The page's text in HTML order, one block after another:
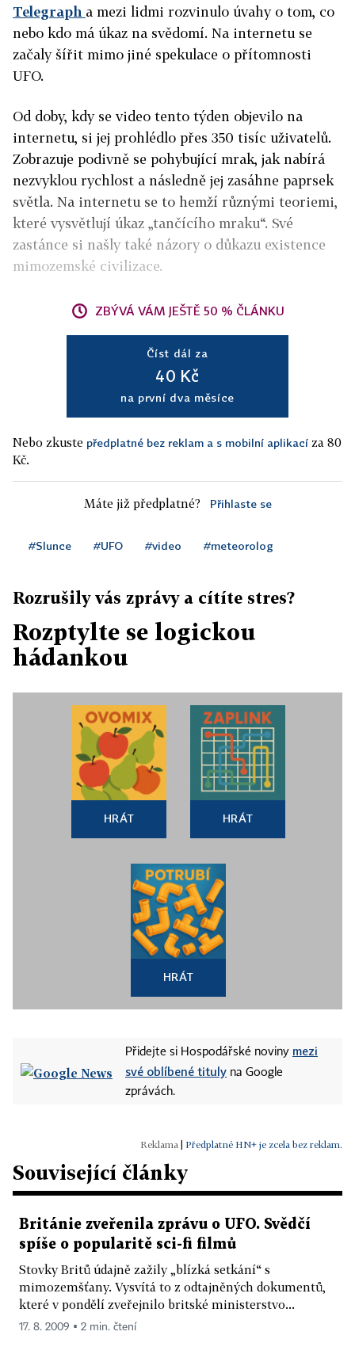
Telegraph a mezi lidmi rozvinulo úvahy o tom, co
nebo kdo má úkaz na svědomí. Na internetu se
začaly šířit mimo jiné spekulace o přítomnosti
UFO.
Od doby, kdy se video tento týden objevilo na
internetu, si jej prohlédlo přes 350 tisíc uživatelů.
Zobrazuje podivně se pohybující mrak, jak nabírá
nezvyklou rychlost a následně jej zasáhne paprsek
světla. Na internetu se to hemží různými teoriemi,
které vysvětlují úkaz „tančícího mraku“. Své
zastánce si našly také názory o důkazu existence
mimozemské civilizace.
ZBÝVÁ VÁM JEŠTĚ 50 % ČLÁNKU
Číst dál za
40 Kč
na první dva měsíce
Nebo zkuste předplatné bez reklam a s mobilní aplikací za 80
Kč.
Máte již předplatné? Přihlaste se
#Slunce #UFO #video #meteorolog
Rozrušily vás zprávy a cítíte stres?
Rozptylte se logickou
hádankou
HRÁT HRÁT
HRÁT
Přidejte si Hospodářské noviny mezi
své oblíbené tituly na Google
zprávách.
Předplatné HN+ je zcela bez reklam.
Související články
Británie zveřenila zprávu o UFO. Svědčí
spíše o popularitě sci-fi filmů
Stovky Britů údajně zažily „blízká setkání“ s
mimozemšťany. Vysvítá to z odtajněných dokumentů,
které v pondělí zveřejnilo britské ministerstvo...
17. 8. 2009 ▪ 2 min. čtení